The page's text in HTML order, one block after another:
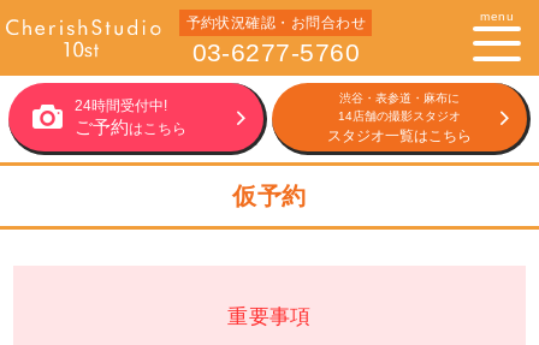
予約状況確認・お問合わせ
03-6277-5760
menu
24時間受付中!
ご予約はこちら
渋谷・表参道・麻布に
14店舗の撮影スタジオ
スタジオ一覧はこちら
仮予約
重要事項